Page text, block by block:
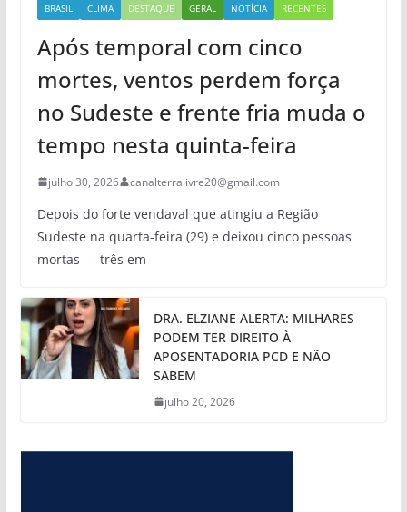
BRASIL CLIMA DESTAQUE GERAL NOTÍCIA RECENTES
Após temporal com cinco
mortes, ventos perdem força
no Sudeste e frente fria muda o
tempo nesta quinta-feira
julho 30, 2026 canalterralivre20@gmail.com
Depois do forte vendaval que atingiu a Região
Sudeste na quarta-feira (29) e deixou cinco pessoas
mortas — três em
DRA. ELZIANE ALERTA: MILHARES
PODEM TER DIREITO À
APOSENTADORIA PCD E NÃO
SABEM
julho 20, 2026